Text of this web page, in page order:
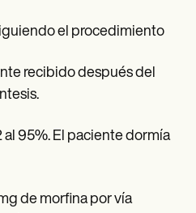
el procedimiento
recibido después del
al 95%. El paciente dormía
de morfina por vía